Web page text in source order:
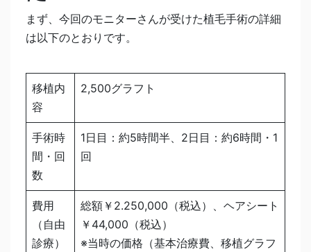
まず、今回のモニターさんが受けた植毛手術の詳細
は以下のとおりです。
移植内
容
2,500グラフト
手術時
間・回
数
1日目：約5時間半、2日目：約6時間・1
回
費用
（自由
診療）
総額￥2.250,000（税込）、ヘアシート
￥44,000（税込）
※当時の価格（基本治療費、移植グラフ